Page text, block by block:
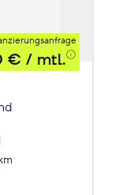
€ / mtl.